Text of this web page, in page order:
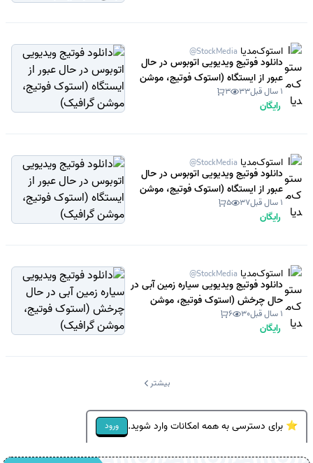
استوک‌مدیا @StockMedia
دانلود فوتیج ویدیویی اتوبوس در حال
عبور از ایستگاه (استوک فوتیج، موشن
گرافیک)1 سال قبل 33
3
رایگان
استوک‌مدیا @StockMedia
دانلود فوتیج ویدیویی اتوبوس در حال
عبور از ایستگاه (استوک فوتیج، موشن
گرافیک)1 سال قبل 37
5
رایگان
استوک‌مدیا @StockMedia
دانلود فوتیج ویدیویی سیاره زمین آبی در
حال چرخش (استوک فوتیج، موشن
گرافیک)1 سال قبل 30
6
رایگان
بیشتر
⭐ برای دسترسی به همه امکانات وارد شوید. ورود